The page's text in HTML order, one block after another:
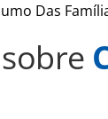
Das